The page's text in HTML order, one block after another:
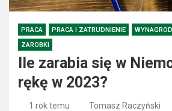
PRACA PRACA I ZATRUDNIENIE
ZAROBKI
Ile zarabia się w
rękę w 2023?
1 rok temu Tomasz Raczyński